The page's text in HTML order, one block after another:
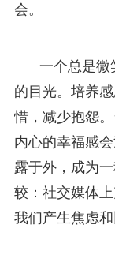
会。
一个总是微
的目光。培养
惜，减少抱怨
内心的幸福感
露于外，成为
较：社交媒体
我们产生焦虑和